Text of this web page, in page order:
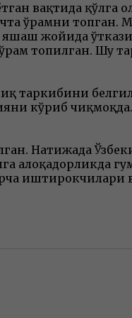
вақтида
ўрамни
жойида
топилган. Шу
таркибини
кўриб
Натижада
алоқадорликда